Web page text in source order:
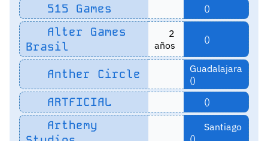
515 Games ()
Alter Games
Brasil
2
años
()
Anther Circle
Guadalajara
()
ARTFICIAL ()
Arthemy
Santiago
()